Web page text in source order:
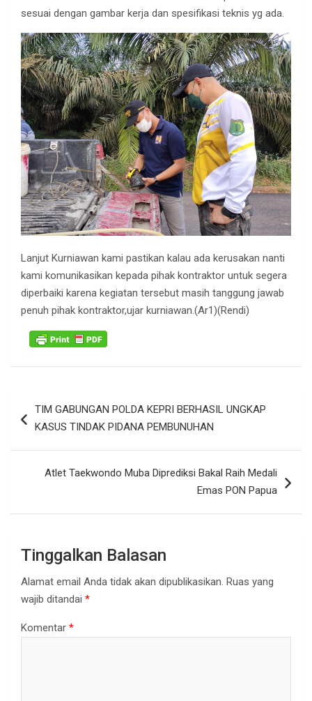
sesuai dengan gambar kerja dan spesifikasi teknis yg ada.
Lanjut Kurniawan kami pastikan kalau ada kerusakan nanti
kami komunikasikan kepada pihak kontraktor untuk segera
diperbaiki karena kegiatan tersebut masih tanggung jawab
penuh pihak kontraktor,ujar kurniawan.(Ar1)(Rendi)
posTIM GABUNGAN POLDA KEPRI BERHASIL UNGKAP
KASUS TINDAK PIDANA PEMBUNUHAN
Atlet Taekwondo Muba Diprediksi Bakal Raih Medali
Emas PON Papua
Tinggalkan Balasan
Alamat email Anda tidak akan dipublikasikan. Ruas yang
wajib ditandai *
Komentar *